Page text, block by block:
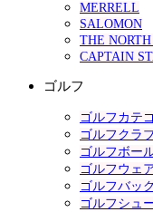
MERRELL
SALOMON
THE NORTH
CAPTAIN
ゴルフ
ゴルフカテ
ゴルフクラ
ゴルフボー
ゴルフウェ
ゴルフバッ
ゴルフシュ